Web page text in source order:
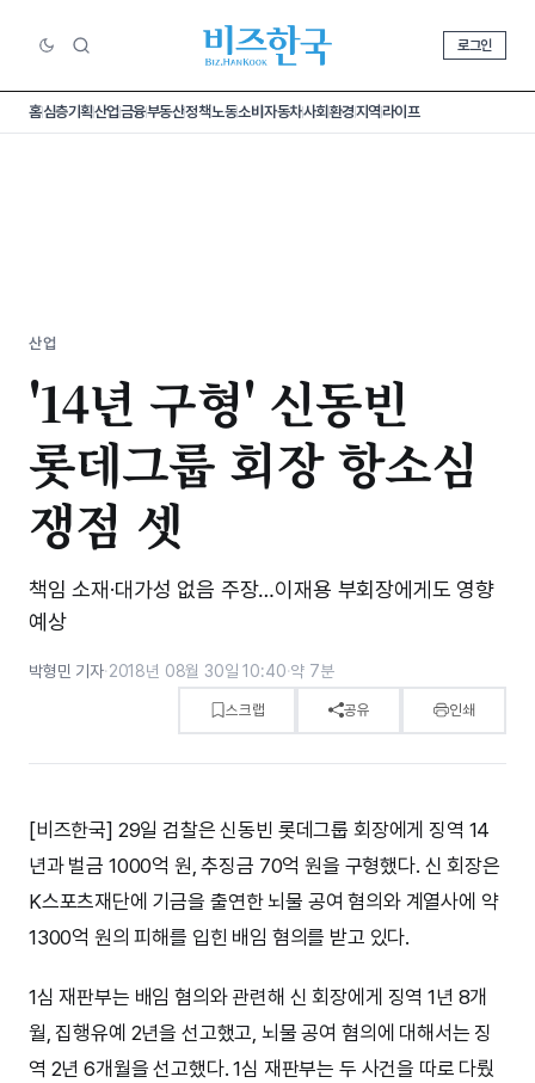
로그인
홈심층기획산업금융부동산정책노동소비 자동차사회환경지역라이프
산업
'14년 구형' 신동빈
롯데그룹 회장 항소심
쟁점 셋
책임 소재·대가성 없음 주장…이재용 부회장에게도 영향
예상
박형민 기자·2018년 08월 30일 10:40·약 7분
스크랩 공유 인쇄
[비즈한국] 29일 검찰은 신동빈 롯데그룹 회장에게 징역 14
년과 벌금 1000억 원, 추징금 70억 원을 구형했다. 신 회장은
K스포츠재단에 기금을 출연한 뇌물 공여 혐의와 계열사에 약
1300억 원의 피해를 입힌 배임 혐의를 받고 있다.
1심 재판부는 배임 혐의와 관련해 신 회장에게 징역 1년 8개
월, 집행유예 2년을 선고했고, 뇌물 공여 혐의에 대해서는 징
역 2년 6개월을 선고했다. 1심 재판부는 두 사건을 따로 다뤘